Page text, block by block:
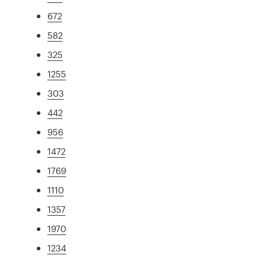
672
582
325
1255
303
442
956
1472
1769
1110
1357
1970
1234